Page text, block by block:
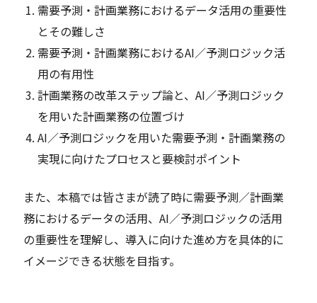
需要予測・計画業務におけるデータ活用の重要性
とその難しさ
需要予測・計画業務におけるAI／予測ロジック活
用の有用性
計画業務の改革ステップ論と、AI／予測ロジック
を用いた計画業務の位置づけ
AI／予測ロジックを用いた需要予測・計画業務の
実現に向けたプロセスと要検討ポイント
また、本稿では皆さまが読了時に需要予測／計画業
務におけるデータの活用、AI／予測ロジックの活用
の重要性を理解し、導入に向けた進め方を具体的に
イメージできる状態を目指す。